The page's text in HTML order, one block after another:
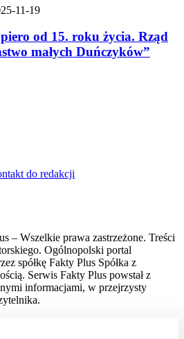
11-19
od 15. roku życia. Rząd
małych Duńczyków”
do redakcji
– Wszelkie prawa zastrzeżone. Treści
Ogólnopolski portal
spółkę Fakty Plus Spółka z
Serwis Fakty Plus powstał z
informacjami, w przejrzysty